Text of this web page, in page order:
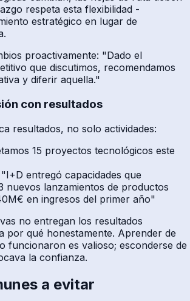
respeta esta flexibilidad -
estratégico en lugar de
proactivamente: "Dado el
que discutimos, recomendamos
y diferir aquella."
con resultados
resultados, no solo actividades:
15 proyectos tecnológicos este
"I+D entregó capacidades que
nuevos lanzamientos de productos
en ingresos del primer año"
no entregan los resultados
por qué honestamente. Aprender de
funcionaron es valioso; esconderse de
la confianza.
a evitar